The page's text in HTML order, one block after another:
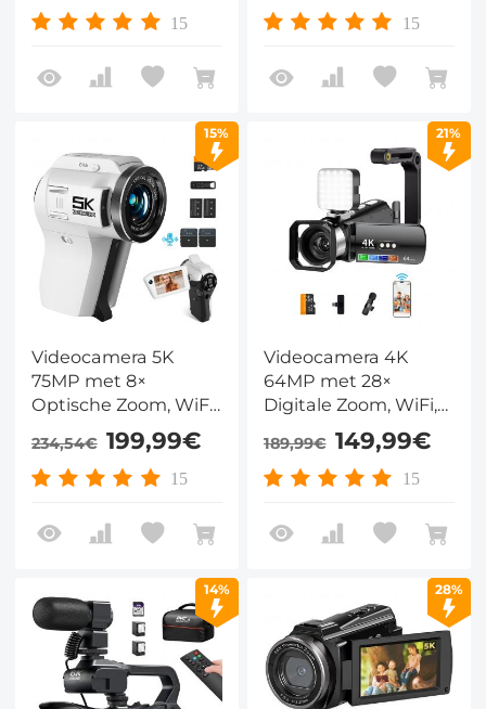
11 Accessoires
15 15
15%
Videocamera 5K
75MP met 8×
Optische Zoom, WiFi,
PIP en Draadloze
Microfoon
234,54€ 199,99€
15
21%
Videocamera 4K
64MP met 28×
Digitale Zoom, WiFi,
Nachtzicht en
Draadloze Microfoon
189,99€ 149,99€
15
14% 28%